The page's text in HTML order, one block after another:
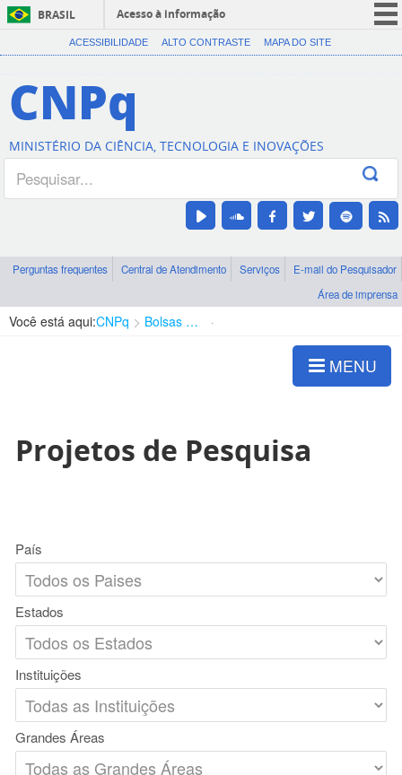
BRASIL
Acesso à informação
CORONAVÍRUS (COVID-19)
Canais
ACESSIBILIDADE ALTO CONTRASTE MAPA DO SITE
CNPq
MINISTÉRIO DA CIÊNCIA, TECNOLOGIA E INOVAÇÕES
Perguntas frequentes Central de Atendimento Serviços
E-mail do Pesquisador
Área de imprensa
Você está aqui:CNPq Bolsas e Auxílios Vigentes
MENU
Projetos de Pesquisa
País
Estados
Instituições
Grandes Áreas